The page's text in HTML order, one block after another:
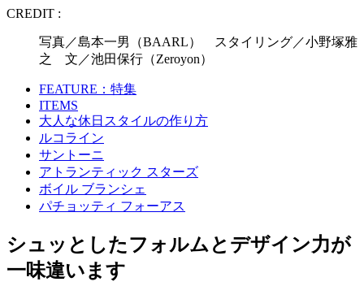
CREDIT :
写真／島本一男（BAARL） スタイリング／小野塚雅
之 文／池田保行（Zeroyon）
FEATURE：特集
ITEMS
大人な休日スタイルの作り方
ルコライン
サントーニ
アトランティック スターズ
ボイル ブランシェ
パチョッティ フォーアス
シュッとしたフォルムとデザイン力が
一味違います